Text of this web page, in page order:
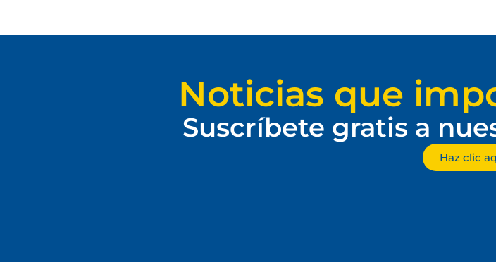
Noticias que
Suscríbete gratis a
Haz clic